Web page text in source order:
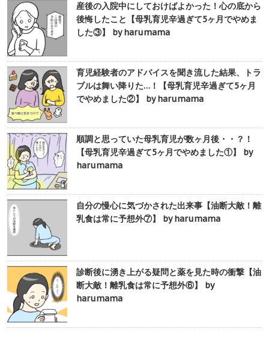
産後の入院中にしておけばよかった！心の底から
後悔したこと【母乳育児辛過ぎて5ヶ月でやめま
した③】 by harumama
育児経験者のアドバイスを聞き流した結果、トラ
ブルは舞い降りた…！【母乳育児辛過ぎて5ヶ月
でやめました②】 by harumama
順調と思っていた母乳育児が数ヶ月後・・？！
【母乳育児辛過ぎて5ヶ月でやめました①】 by
harumama
自分の慢心に気づかされた出来事【油断大敵！離
乳食は常に予想外⑦】 by harumama
診断後に湧き上がる疑問と薬を見た時の衝撃【油
断大敵！離乳食は常に予想外⑥】 by
harumama